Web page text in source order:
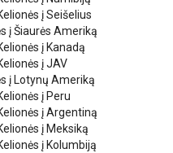
į Seišelius
į Šiaurės Ameriką
į Kanadą
į JAV
į Lotynų Ameriką
į Peru
į Argentiną
į Meksiką
į Kolumbiją